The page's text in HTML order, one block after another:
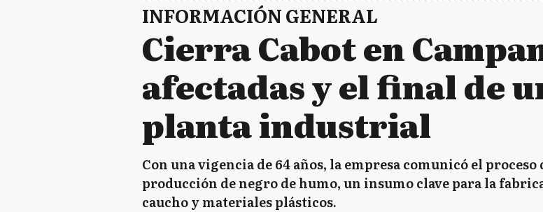
INFORMACIÓN GENERAL
Cierra Cabot en
afectadas y el final de
planta industrial
Con una vigencia de 64 años, la empresa comunicó el
producción de negro de humo, un insumo clave para la
caucho y materiales plásticos.